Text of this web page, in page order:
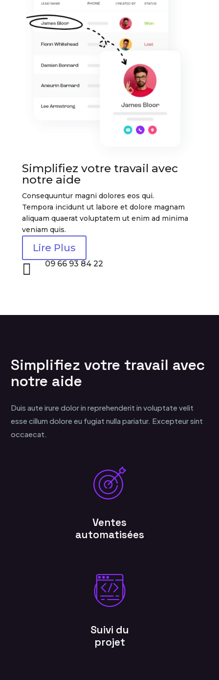
Simplifiez votre travail avec
notre aide
Consequuntur magni dolores eos qui.
Tempora incidunt ut labore et dolore magnam
aliquam quaerat voluptatem ut enim ad minima
veniam quis.
Lire Plus
 09 66 93 84 22
Simplifiez votre travail avec
notre aide
Duis aute irure dolor in reprehenderit in voluptate velit
esse cillum dolore eu fugiat nulla pariatur. Excepteur sint
occaecat.
Ventes
automatisées
Suivi du
projet